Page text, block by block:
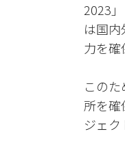
2023
は国
力を確
この
所を
ジェク